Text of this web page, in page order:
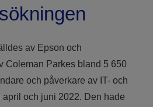
av Epson och
Coleman Parkes bland 5 650
och påverkare av IT- och
och juni 2022. Den hade